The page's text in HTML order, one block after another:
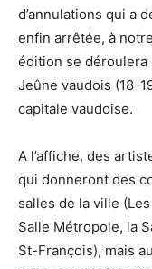
d’annulations qui a
enfin arrêtée, à
édition se déroulera
Jeûne vaudois (18-
capitale vaudoise.
A l’affiche, des
qui donneront des
salles de la ville
Salle Métropole, la
St-François), mais